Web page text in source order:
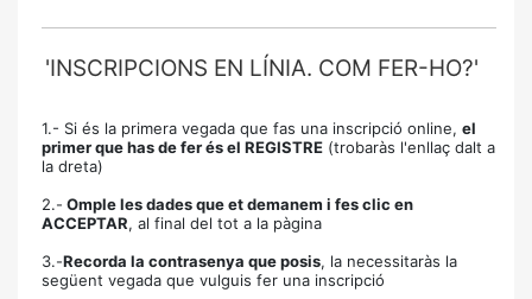
'INSCRIPCIONS EN LÍNIA. COM FER-HO?'
1.- Si és la primera vegada que fas una inscripció online, el
primer que has de fer és el REGISTRE (trobaràs l'enllaç dalt a
la dreta)
2.- Omple les dades que et demanem i fes clic en
ACCEPTAR, al final del tot a la pàgina
3.-Recorda la contrasenya que posis, la necessitaràs la
següent vegada que vulguis fer una inscripció